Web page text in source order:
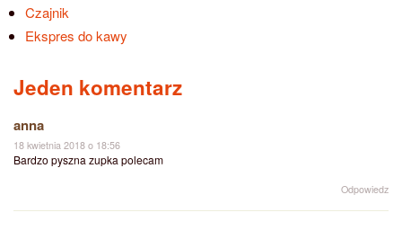
Czajnik
Ekspres do kawy
Jeden komentarz
anna
18 kwietnia 2018 o 18:56
Bardzo pyszna zupka polecam
Odpowiedz